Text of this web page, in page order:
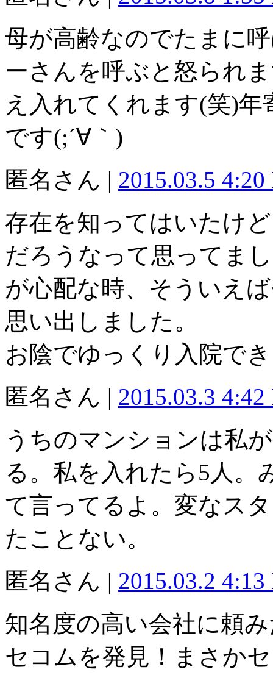
母が高齢なのでたまに
ーさんを呼ぶと怒られ
え入れてくれます(笑)
です(;´∀｀)
匿名さん | 2015.03.5 4:20
存在を知ってはいたけ
だろうなって思ってま
が心配な時、そういえ
思い出しました。
お陰でゆっくり入院で
匿名さん | 2015.03.3 4:42
うちのマンションは私
る。私を入れたら5人。
て言ってるよ。変なス
たことない。
匿名さん | 2015.03.2 4:13
知名度の高い会社に頼
セコムを発見！まさか